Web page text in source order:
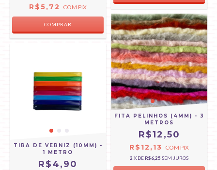
R$5,72 COM PIX
TIRA DE VERNIZ (10MM) -
1 METRO
R$4,90
FITA PELINHOS (4MM) - 3
METROS
R$12,50
R$12,13 COM PIX
2 X DER$6,25 SEM JUROS